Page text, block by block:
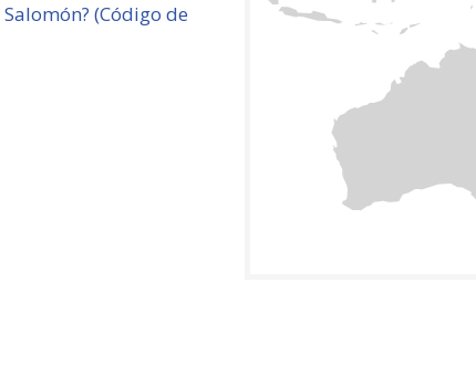
(Código de